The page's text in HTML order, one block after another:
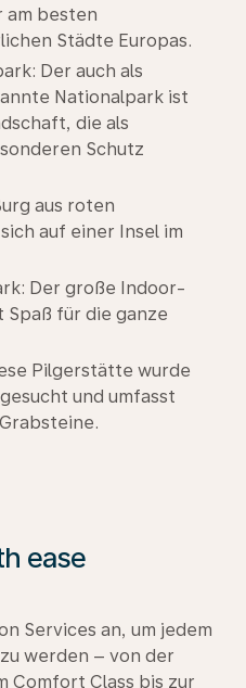
am besten
Städte Europas.
Der auch als
Nationalpark ist
die als
Schutz
aus roten
auf einer Insel im
Der große Indoor-
für die ganze
Pilgerstätte wurde
und umfasst
ease
Services an, um jedem
werden – von der
Comfort Class bis zur